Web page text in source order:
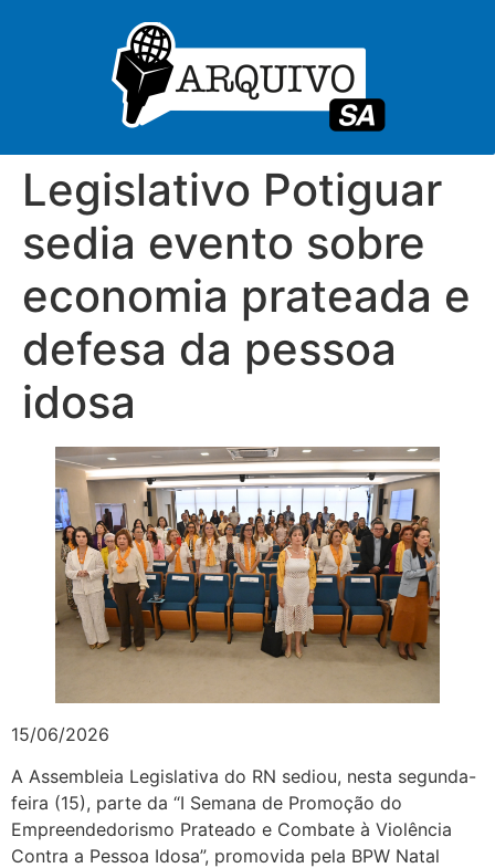
Legislativo Potiguar
sedia evento sobre
economia prateada e
defesa da pessoa
idosa
15/06/2026
A Assembleia Legislativa do RN sediou, nesta segunda-
feira (15), parte da “I Semana de Promoção do
Empreendedorismo Prateado e Combate à Violência
Contra a Pessoa Idosa”, promovida pela BPW Natal